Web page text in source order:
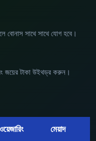
বোনাস সাথে সাথে যোগ হবে।
জয়ের টাকা উইথড্র করুন।
মেয়াদ